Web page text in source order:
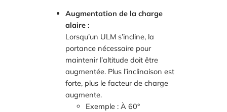
Augmentation de la charge
alaire :
Lorsqu’un ULM s’incline, la
portance nécessaire pour
maintenir l’altitude doit être
augmentée. Plus l’inclinaison est
forte, plus le facteur de charge
augmente.
Exemple :À 60°